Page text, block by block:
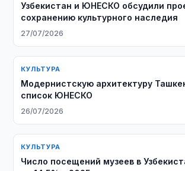
Узбекистан и ЮНЕСКО обсудили
сохранению культурного наследия
27/07/2026
КУЛЬТУРА
Модернистскую архитектуру
список ЮНЕСКО
26/07/2026
КУЛЬТУРА
Число посещений музеев в